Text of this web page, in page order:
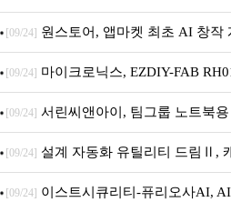
문 추가
[09/24] 원스토어, 앱마켓 최초 AI 창작
[09/24] 마이크로닉스, EZDIY-FAB
시
[09/24] 서린씨앤아이, 팀그룹 노트북
5600MHz 16GB 출시
[09/24] 설계 자동화 유틸리티 드림Ⅱ,
무상 배포
[09/24] 이스트시큐리티-퓨리오사AI,